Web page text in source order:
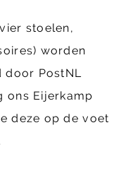
stoelen,
worden
PostNL
ons Eijerkamp
deze op de voet